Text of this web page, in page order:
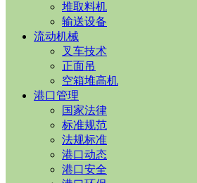
堆取料机
输送设备
流动机械
叉车技术
正面吊
空箱堆高机
港口管理
国家法律
标准规范
法规标准
港口动态
港口安全